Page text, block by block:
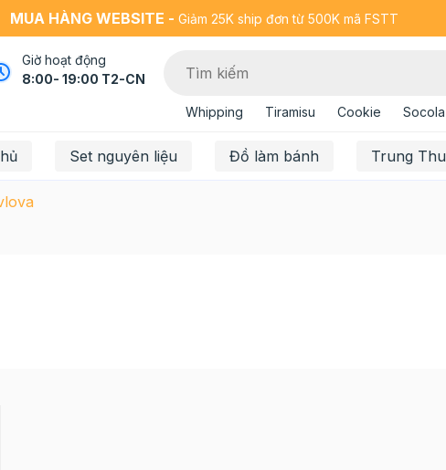
MUA HÀNG WEBSITE - Giảm 25K ship đơn từ 500K mã FSTT
Giờ hoạt động
8:00- 19:00 T2-CN
Whipping Tiramisu Cookie Socola
Set nguyên liệu Đồ làm bánh Trung Thu